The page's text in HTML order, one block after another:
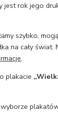
rok jego
szybko,
na cały
.
plakacie